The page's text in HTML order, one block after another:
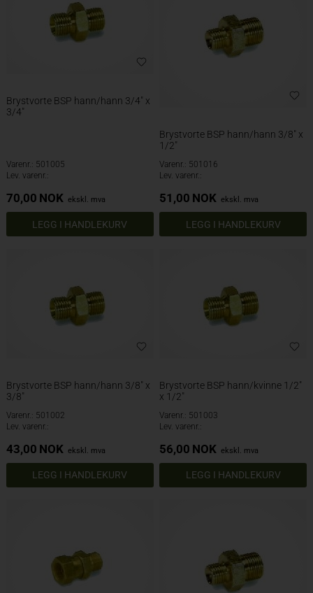
Brystvorte BSP hann/hann 3/4" x
3/4"
Varenr.: 501005
Lev. varenr.:
70,00 NOK ekskl. mva
Brystvorte BSP hann/hann 3/8" x
1/2"
Varenr.: 501016
Lev. varenr.:
51,00 NOK ekskl. mva
Brystvorte BSP hann/hann 3/8" x
3/8"
Varenr.: 501002
Lev. varenr.:
43,00 NOK ekskl. mva
Brystvorte BSP hann/kvinne 1/2"
x 1/2"
Varenr.: 501003
Lev. varenr.:
56,00 NOK ekskl. mva